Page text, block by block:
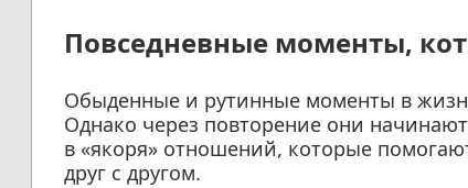
Повседневные моменты,
Обыденные и рутинные моменты в
Однако через повторение они
в «якоря» отношений, которые
друг с другом.